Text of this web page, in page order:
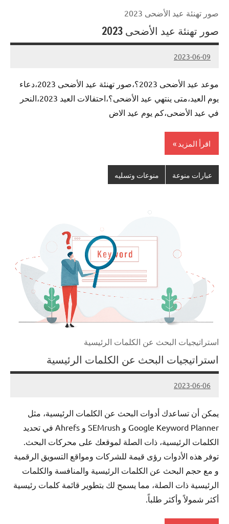
صور تهنئة عيد الأضحى 2023
صور تهنئة عيد الأضحى 2023
2023-06-09
Admin
موعد عيد الأضحى 2023؟،صور تهنئة عيد الأضحى 2023،دعاء
يوم العيد،متى ينتهي عيد الأضحى؟،احتفالات العيد 2023،النحر
في عيد الأضحى،كم يوم عيد الاض
اقرأ المزيد
عبارات منوعة منوعات وتسليه
استراتيجيات البحث عن الكلمات الرئيسية
استراتيجيات البحث عن الكلمات الرئيسية
2023-06-06
Admin
يمكن أن تساعدك أدوات البحث عن الكلمات الرئيسية، مثل
Google Keyword Planner و SEMrush و Ahrefs في تحديد
الكلمات الرئيسية، ذات الصلة لموقعك على محركات البحث.
توفر هذه الأدوات رؤى قيمة للشركات ومواقع التسويق الرقمية
و مع حجم البحث عن الكلمات الرئيسية والمنافسة والكلمات
الرئيسية ذات الصلة، مما يسمح لك بتطوير قائمة كلمات رئيسية
أكثر شمولاً وأكثر طلباً.